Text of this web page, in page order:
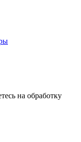
на обработку